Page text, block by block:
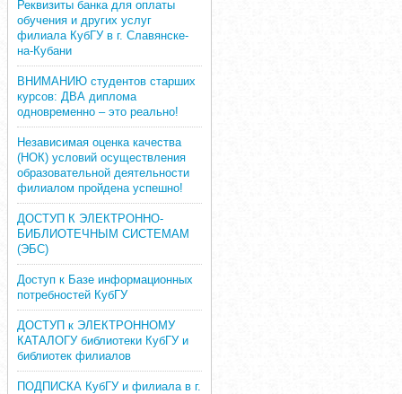
Реквизиты банка для оплаты
обучения и других услуг
филиала КубГУ в г. Славянске-
на-Кубани
ВНИМАНИЮ студентов старших
курсов: ДВА диплома
одновременно – это реально!
Независимая оценка качества
(НОК) условий осуществления
образовательной деятельности
филиалом пройдена успешно!
ДОСТУП К ЭЛЕКТРОННО-
БИБЛИОТЕЧНЫМ СИСТЕМАМ
(ЭБС)
Доступ к Базе информационных
потребностей КубГУ
ДОСТУП к ЭЛЕКТРОННОМУ
КАТАЛОГУ библиотеки КубГУ и
библиотек филиалов
ПОДПИСКА КубГУ и филиала в г.